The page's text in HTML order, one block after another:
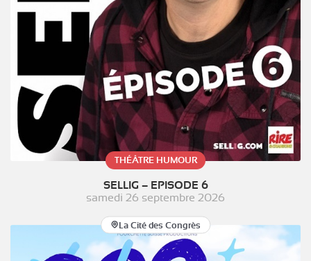
THÉÂTRE HUMOUR
SELLIG – EPISODE 6
samedi 26 septembre 2026
La Cité des Congrès